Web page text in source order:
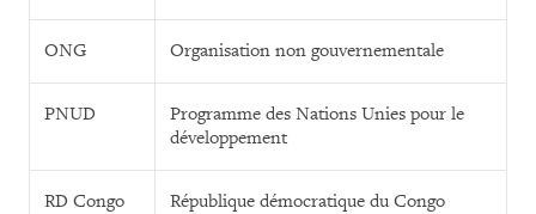
ONG Organisation non gouvernementale
PNUD
Programme des Nations Unies pour le
développement
RD Congo République démocratique du Congo